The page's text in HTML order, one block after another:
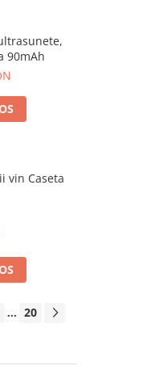
90mAh
vin Caseta
... 20